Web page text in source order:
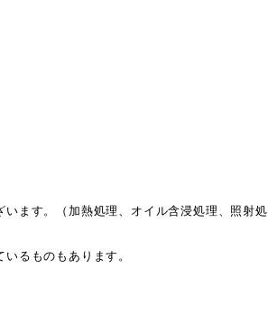
ます。（加熱処理、オイル含浸処理、照射処
るものもあります。